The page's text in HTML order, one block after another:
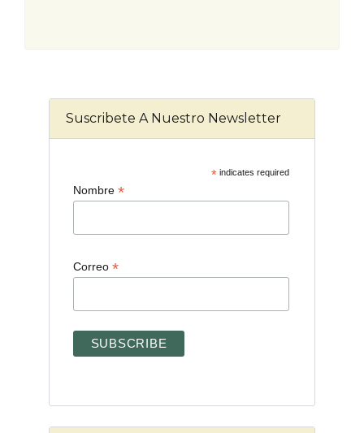
Suscribete A Nuestro Newsletter
*indicates required
Nombre *
Correo *